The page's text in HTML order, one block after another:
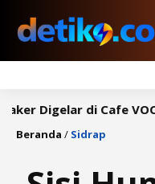
di Cafe VOC Sidrap
Beranda / Sidrap